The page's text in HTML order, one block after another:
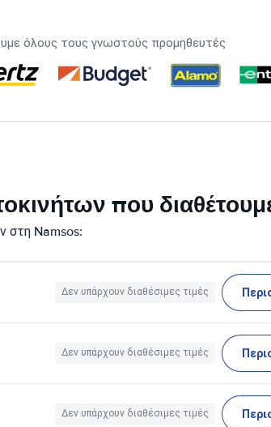
όλους τους γνωστούς προμηθευτές
που
στη Namsos:
Δεν υπάρχουν διαθέσιμες τιμές
Δεν υπάρχουν διαθέσιμες τιμές
Δεν υπάρχουν διαθέσιμες τιμές